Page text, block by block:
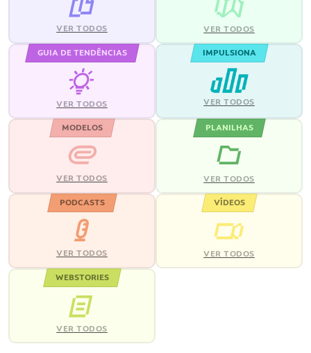
VER TODOS VER TODOS
GUIA DE TENDÊNCIAS
VER TODOS
IMPULSIONA
VER TODOS
MODELOS
VER TODOS
PLANILHAS
VER TODOS
PODCASTS
VER TODOS
VÍDEOS
VER TODOS
WEBSTORIES
VER TODOS